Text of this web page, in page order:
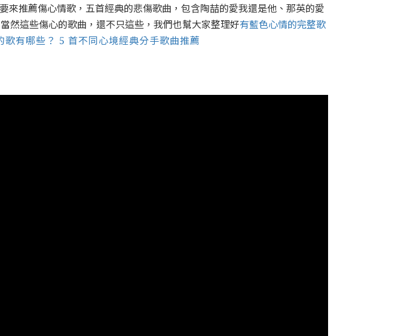
推薦傷心情歌，五首經典的悲傷歌曲，包含陶喆的愛我還是他、那英的愛
當然這些傷心的歌曲，還不只這些，我們也幫大家整理好有藍色心情的完整歌
歌有哪些？ 5 首不同心境經典分手歌曲推薦